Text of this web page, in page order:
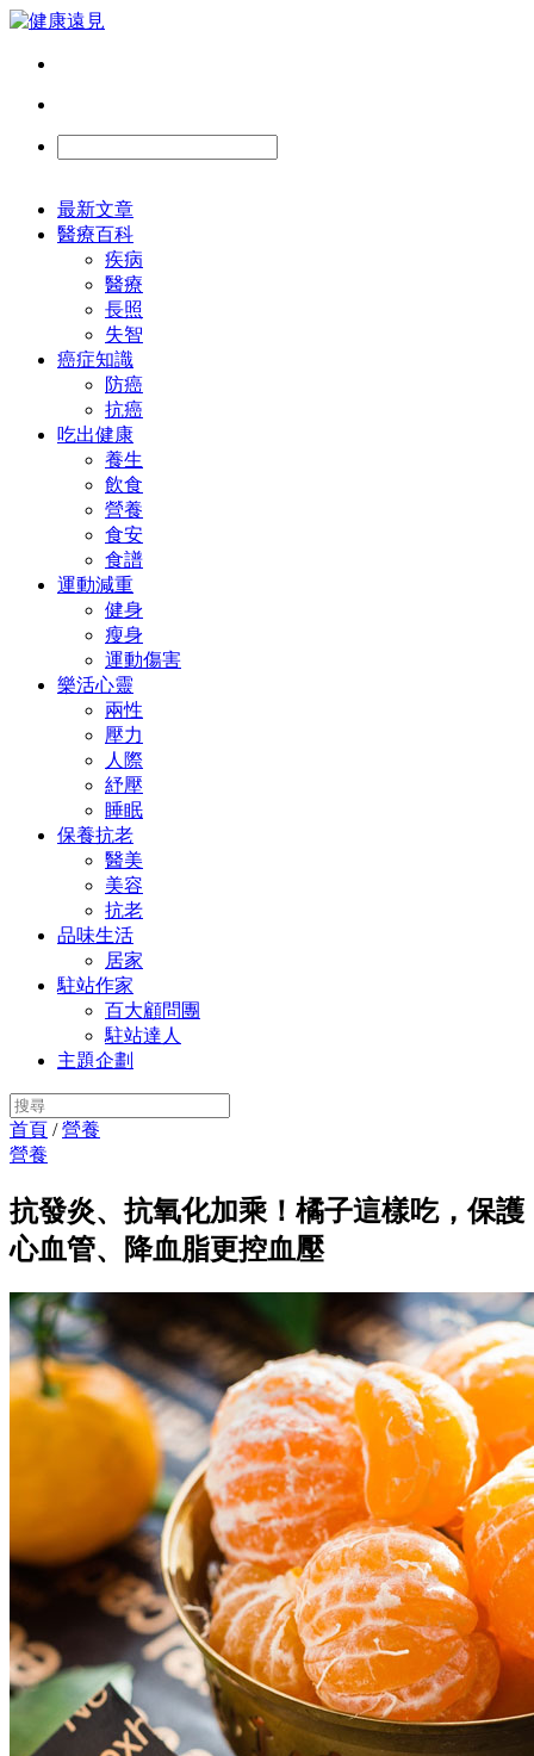
最新文章
醫療百科
疾病
醫療
長照
失智
癌症知識
防癌
抗癌
吃出健康
養生
飲食
營養
食安
食譜
運動減重
健身
瘦身
運動傷害
樂活心靈
兩性
壓力
人際
紓壓
睡眠
保養抗老
醫美
美容
抗老
品味生活
居家
駐站作家
百大顧問團
駐站達人
主題企劃
首頁 /營養
營養
抗發炎、抗氧化加乘！橘子這樣吃，保護
心血管、降血脂更控血壓